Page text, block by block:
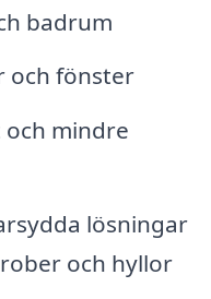
badrum
och fönster
mindre
lösningar
och hyllor